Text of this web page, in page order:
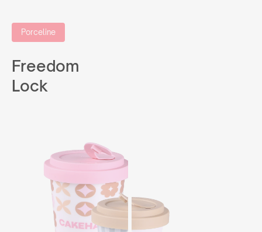
Porceline
Freedom
Lock